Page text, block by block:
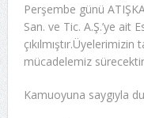
Perşembe günü
San. ve Tic. A.Ş.’ye ait
mücadelemiz
Kamuoyuna saygıyla